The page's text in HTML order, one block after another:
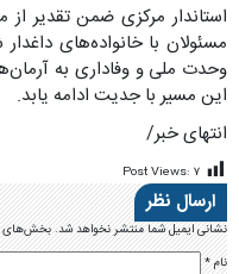
استاندار مرکزی ضمن تقدیر
مسئولان با خانواده‌های
وحدت ملی و وفاداری به
این مسیر با جدیت ادامه یابد.
انتهای خبر/
Post Views: ۷
ارسال نظر
نشانی ایمیل شما منتشر نخواهد شد.بخش‌های
نام*